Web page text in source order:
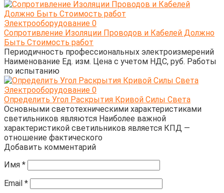
Электрооборудование 0
Сопротивление Изоляции Проводов и Кабелей Должно
Быть Стоимость работ
Периодичность профессиональных электроизмерений
Наименование Ед. изм. Цена с учетом НДС, руб. Работы
по испытанию
Электрооборудование 0
Определить Угол Раскрытия Кривой Силы Света
Основными светотехническими характеристиками
светильников являются Наиболее важной
характеристикой светильников является КПД —
отношение фактического
Добавить комментарий
Имя *
Email *